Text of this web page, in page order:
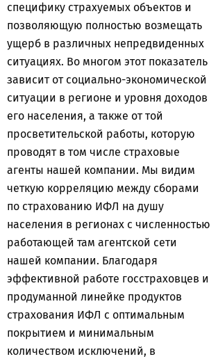
специфику страхуемых объектов и
позволяющую полностью возмещать
ущерб в различных непредвиденных
ситуациях. Во многом этот показатель
зависит от социально-экономической
ситуации в регионе и уровня доходов
его населения, а также от той
просветительской работы, которую
проводят в том числе страховые
агенты нашей компании. Мы видим
четкую корреляцию между сборами
по страхованию ИФЛ на душу
населения в регионах с численностью
работающей там агентской сети
нашей компании. Благодаря
эффективной работе госстраховцев и
продуманной линейке продуктов
страхования ИФЛ с оптимальным
покрытием и минимальным
количеством исключений, в